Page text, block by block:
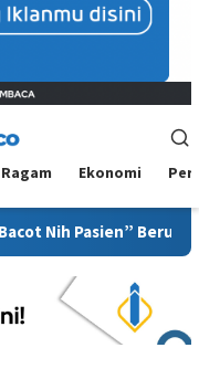
Ragam Ekonomi
Berujung Sanksi,